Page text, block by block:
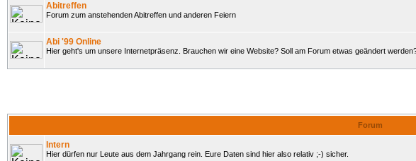
Abitreffen
Forum zum anstehenden Abitreffen und anderen Feiern
Abi '99 Online
Hier geht's um unsere Internetpräsenz. Brauchen wir eine Website? Soll am Forum etwas geändert
Forum
Intern
Hier dürfen nur Leute aus dem Jahrgang rein. Eure Daten sind hier also relativ ;-) sicher.